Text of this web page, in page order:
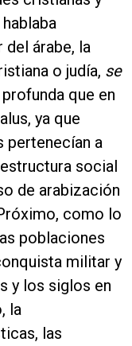
árabe, la
o judía, se
que en
ya que
pertenecían a
social
de arabización
como lo
poblaciones
militar y
y los siglos en
la
las